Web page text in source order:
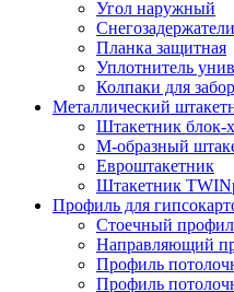
Угол наружный
Снегозадержатели
Планка защитная
Уплотнитель
Колпаки для
Металлический
Штакетник блок-
М-образный
Евроштакетник
Штакетник
Профиль для
Стоечный
Направляющий
Профиль
Профиль